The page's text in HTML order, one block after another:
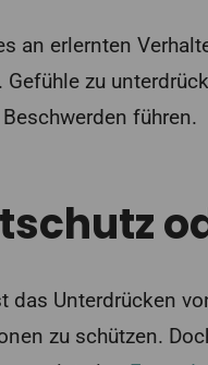
an erlernten
. Gefühle zu
führen.
das Unterdrücken
zu schützen.